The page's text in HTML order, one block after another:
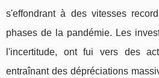
s'effondrant à des vitesses
phases de la pandémie. Les
l'incertitude, ont fui vers des
entraînant des dépréciations